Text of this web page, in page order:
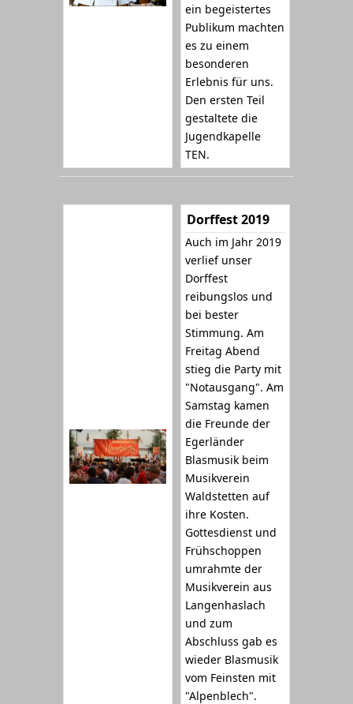
ein begeistertes
Publikum machten
es zu einem
besonderen
Erlebnis für uns.
Den ersten Teil
gestaltete die
Jugendkapelle
TEN.
Dorffest 2019
Auch im Jahr 2019
verlief unser
Dorffest
reibungslos und
bei bester
Stimmung. Am
Freitag Abend
stieg die Party mit
"Notausgang". Am
Samstag kamen
die Freunde der
Egerländer
Blasmusik beim
Musikverein
Waldstetten auf
ihre Kosten.
Gottesdienst und
Frühschoppen
umrahmte der
Musikverein aus
Langenhaslach
und zum
Abschluss gab es
wieder Blasmusik
vom Feinsten mit
"Alpenblech".